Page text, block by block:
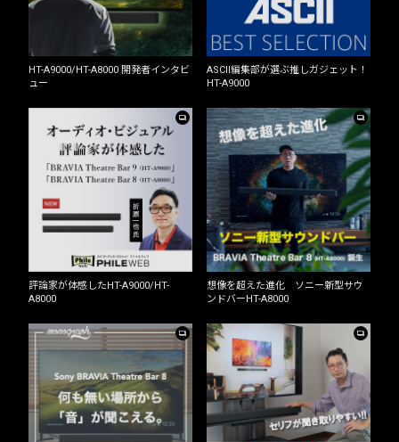
HT-A9000/HT-A8000 開発者インタビ
ュー
ASCII編集部が選ぶ推しガジェット！
HT-A9000
評論家が体感したHT-A9000/HT-
A8000
想像を超えた進化 ソニー新型サウ
ンドバーHT-A8000